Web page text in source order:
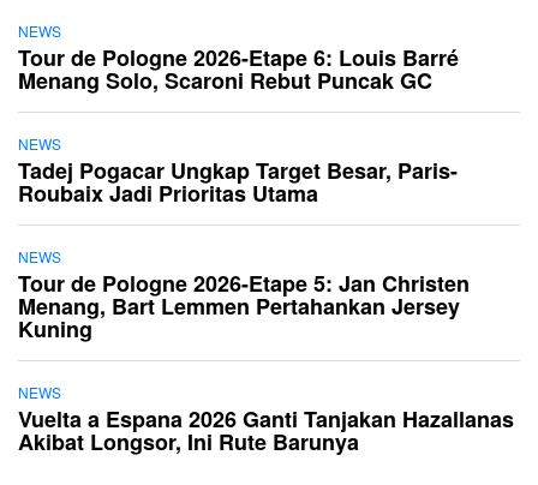
NEWS
Tour de Pologne 2026-Etape 6: Louis Barré
Menang Solo, Scaroni Rebut Puncak GC
NEWS
Tadej Pogacar Ungkap Target Besar, Paris-
Roubaix Jadi Prioritas Utama
NEWS
Tour de Pologne 2026-Etape 5: Jan Christen
Menang, Bart Lemmen Pertahankan Jersey
Kuning
NEWS
Vuelta a Espana 2026 Ganti Tanjakan Hazallanas
Akibat Longsor, Ini Rute Barunya